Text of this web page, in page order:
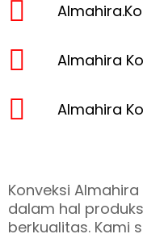
Almahira
Almahira
Konveksi
dalam hal
berkualitas. Kami